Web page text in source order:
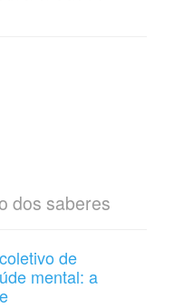
dos saberes
de
mental: a